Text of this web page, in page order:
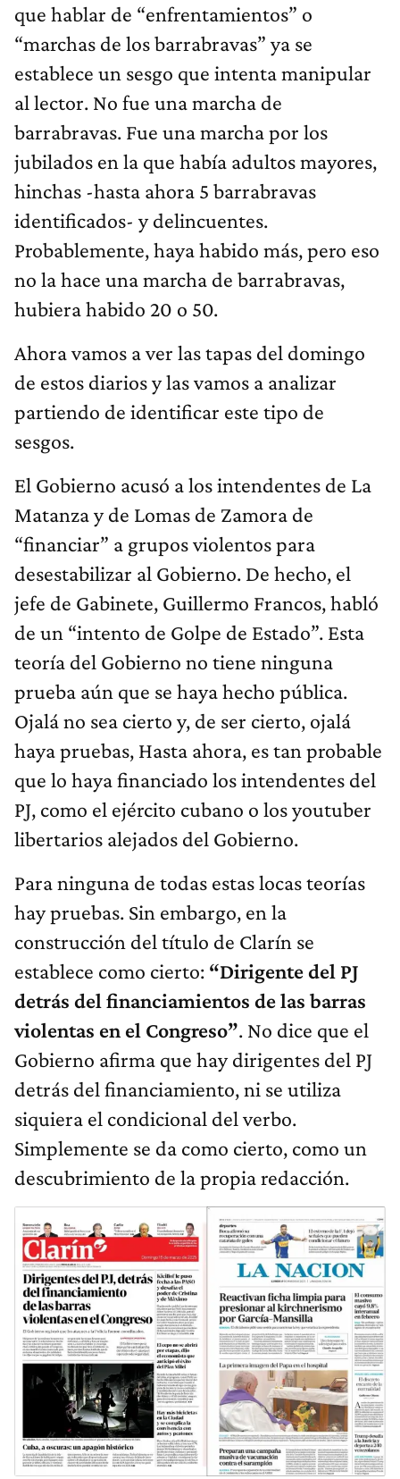
que hablar de “enfrentamientos” o
“marchas de los barrabravas” ya se
establece un sesgo que intenta manipular
al lector. No fue una marcha de
barrabravas. Fue una marcha por los
jubilados en la que había adultos mayores,
hinchas -hasta ahora 5 barrabravas
identificados- y delincuentes.
Probablemente, haya habido más, pero eso
no la hace una marcha de barrabravas,
hubiera habido 20 o 50.
Ahora vamos a ver las tapas del domingo
de estos diarios y las vamos a analizar
partiendo de identificar este tipo de
sesgos.
El Gobierno acusó a los intendentes de La
Matanza y de Lomas de Zamora de
“financiar” a grupos violentos para
desestabilizar al Gobierno. De hecho, el
jefe de Gabinete, Guillermo Francos, habló
de un “intento de Golpe de Estado”. Esta
teoría del Gobierno no tiene ninguna
prueba aún que se haya hecho pública.
Ojalá no sea cierto y, de ser cierto, ojalá
haya pruebas, Hasta ahora, es tan probable
que lo haya financiado los intendentes del
PJ, como el ejército cubano o los youtuber
libertarios alejados del Gobierno.
Para ninguna de todas estas locas teorías
hay pruebas. Sin embargo, en la
construcción del título de Clarín se
establece como cierto: “Dirigente del PJ
detrás del financiamientos de las barras
violentas en el Congreso”. No dice que el
Gobierno afirma que hay dirigentes del PJ
detrás del financiamiento, ni se utiliza
siquiera el condicional del verbo.
Simplemente se da como cierto, como un
descubrimiento de la propia redacción.